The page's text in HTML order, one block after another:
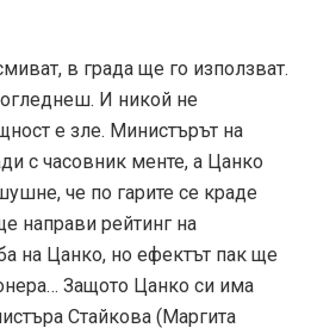
в града ще го използват.
И никой не
е зле. Министърът на
с часовник менте, а Цанко
че по гарите се краде
направи рейтинг на
на Цанко, но ефектът пак ще
Защото Цанко си има
Стайкова (Маргита